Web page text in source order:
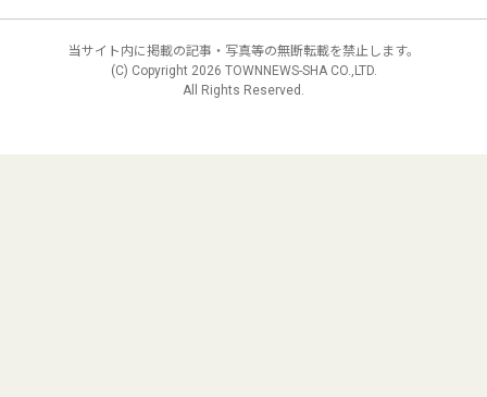
当サイト内に掲載の記事・写真等の無断転載を禁止します。
(C) Copyright 2026 TOWNNEWS-SHA CO.,LTD.
All Rights Reserved.